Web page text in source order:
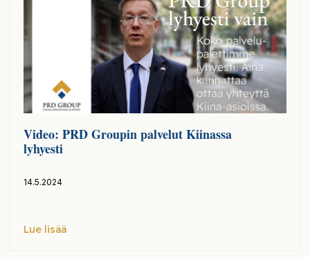
Video: PRD Groupin palvelut Kiinassa
lyhyesti
14.5.2024
Lue lisää